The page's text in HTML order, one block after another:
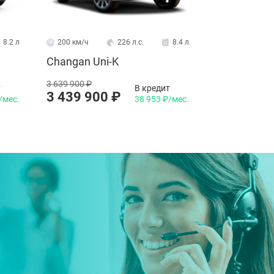
Haval H6
Changan Eado Plus заметили в
Модель готовят к запуску в
8.2 л
мес.
200 км/ч 226 л.с. 8.4 л
Changan Uni-K
3 639 900 ₽
3 439 900 ₽
В кредит
38 953 ₽/мес.